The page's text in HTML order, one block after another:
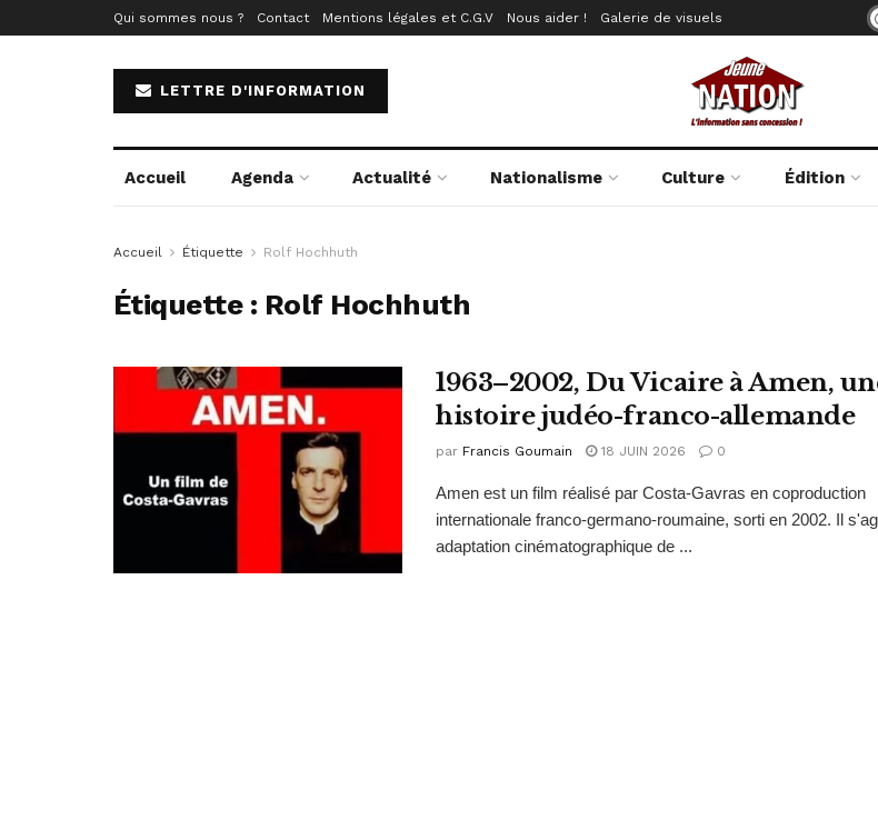
Qui sommes nous ? Contact Mentions légales et C.G.V Nous aider ! Galerie de visuels
LETTRE D'INFORMATION
Accueil Agenda Actualité Nationalisme Culture Édition
Accueil Étiquette Rolf Hochhuth
Étiquette : Rolf Hochhuth
1963–2002, Du Vicaire à Amen,
histoire judéo-franco-allemande
par Francis Goumain 18 JUIN 2026 0
Amen est un film réalisé par Costa-Gavras en coproduction
internationale franco-germano-roumaine, sorti en 2002. Il
adaptation cinématographique de ...